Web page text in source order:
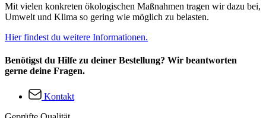
Mit vielen konkreten ökologischen Maßnahmen tragen wir dazu bei,
Umwelt und Klima so gering wie möglich zu belasten.
Hier findest du weitere Informationen.
Benötigst du Hilfe zu deiner Bestellung? Wir beantworten
gerne deine Fragen.
Kontakt